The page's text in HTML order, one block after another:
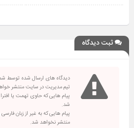
ثبت دیدگاه
دیدگاه های ارسال شده توسط
تیم مدیریت در سایت منتشر
پیام هایی که حاوی تهمت یا
شد.
پیام هایی که به غیر از زبان
منتشر نخواهد شد.